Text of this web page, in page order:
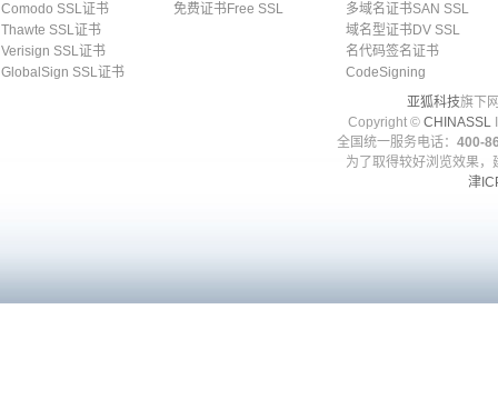
Comodo SSL证书
Thawte SSL证书
Verisign SSL证书
GlobalSign SSL证书
免费证书Free SSL
多域名证书SAN SSL
域名型证书DV SSL
名代码签名证书
CodeSigning
亚狐科技旗下
Copyright © CHINASSL
全国统一服务电话： 400-
为了取得较好浏览效果
津